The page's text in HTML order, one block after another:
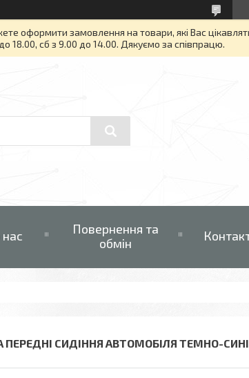
оформити замовлення на товари, які Вас
сб з 9.00 до 14.00. Дякуємо за співпрацю.
Повернення та
обмін
ПЕРЕДНІ СИДІННЯ АВТОМОБІЛЯ ТЕМНО-